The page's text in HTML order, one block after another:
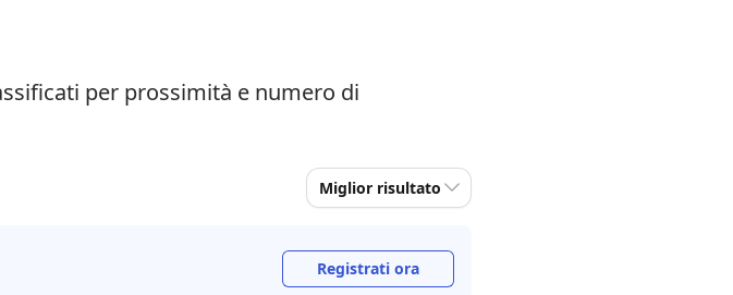
per prossimità e numero di
Miglior risultato
Registrati ora